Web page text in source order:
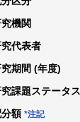
機関
代表者
期間 (年度)
課題ステータス
額 *注記